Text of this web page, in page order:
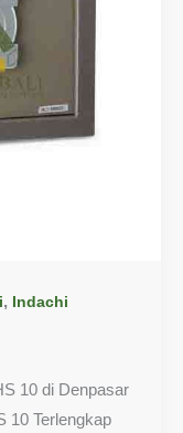
, Indachi
10 di Denpasar
10 Terlengkap